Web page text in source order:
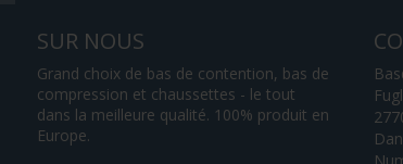
SUR NOUS
Grand choix de bas de contention, bas de
compression et chaussettes - le tout
dans la meilleure qualité. 100% produit en
Europe.